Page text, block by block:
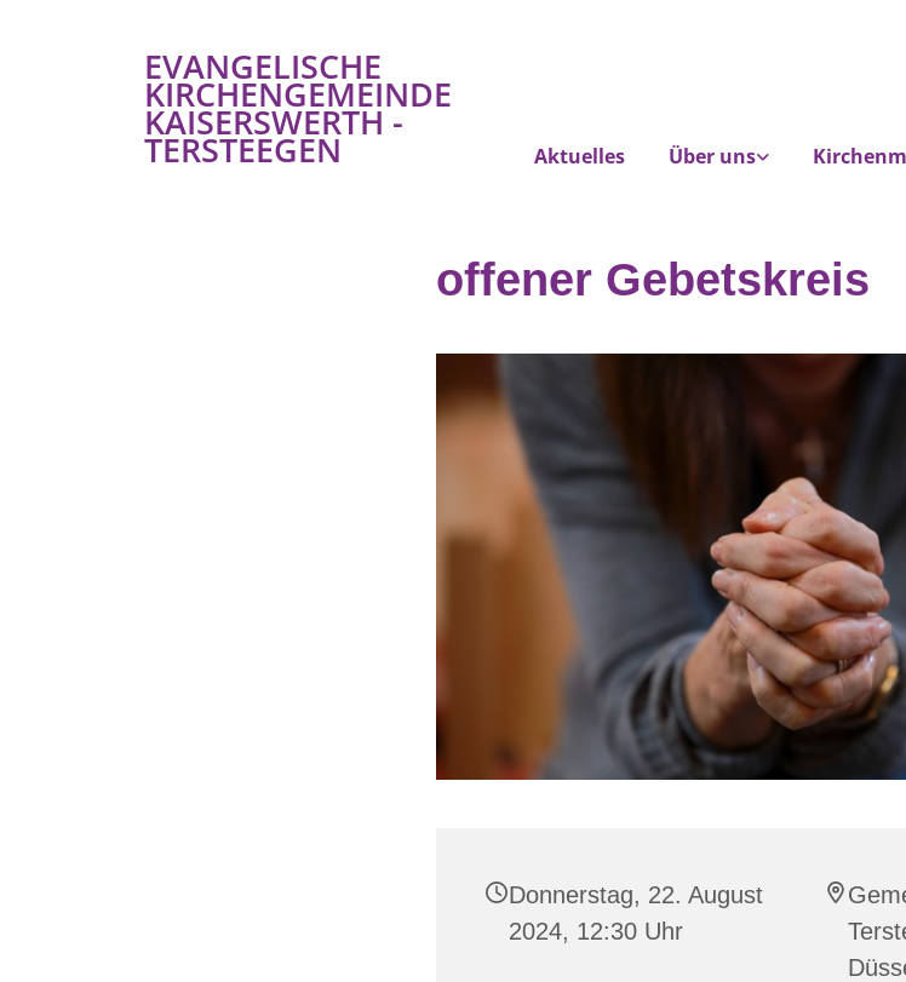
EVANGELISCHE
KIRCHENGEMEINDE
KAISERSWERTH -
TERSTEEGEN Aktuelles Über uns
offener Gebetskreis
Donnerstag, 22. August
2024, 12:30 Uhr